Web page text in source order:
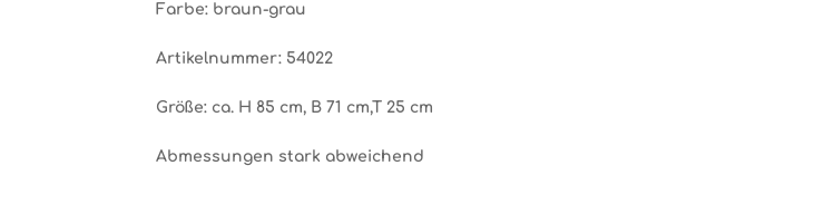
Farbe: braun-grau
Artikelnummer: 54022
Größe: ca. H 85 cm, B 71 cm,T 25 cm
Abmessungen stark abweichend